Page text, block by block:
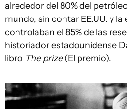
alrededor del 80% del
mundo, sin contar EE.UU. y la
controlaban el 85% de las
historiador estadounidense
libro The prize(El premio).